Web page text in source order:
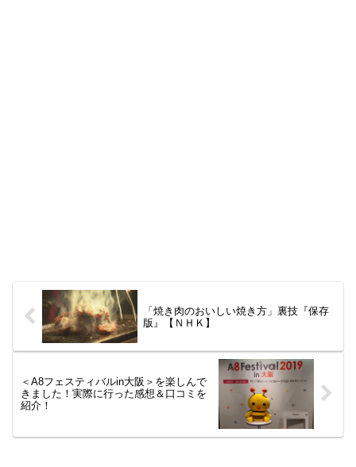
「焼き肉のおいしい焼き方」裏技『保存
版』【ＮＨＫ】
＜A8フェスティバルin大阪＞を楽しんで
きました！実際に行った感想＆口コミを
紹介！